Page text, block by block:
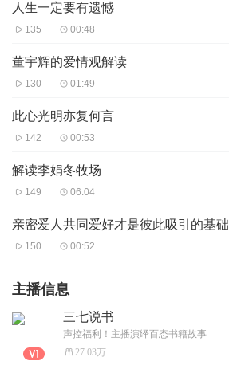
人生一定要有遗憾
135 00:48
董宇辉的爱情观解读
130 01:49
此心光明亦复何言
142 00:53
解读李娟冬牧场
149 06:04
亲密爱人共同爱好才是彼此吸引的基础
150 00:52
主播信息
三七说书
声控福利！主播演绎百态书籍故事
27.03万